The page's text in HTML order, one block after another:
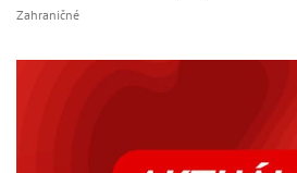
Zahraničné